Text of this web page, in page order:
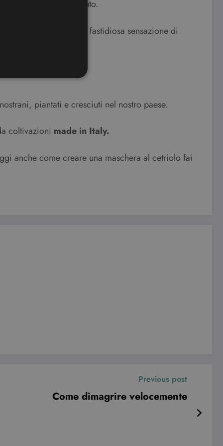
per il cuoio capelluto.
di percepire la fastidiosa sensazione di
piantati e cresciuti nel nostro paese.
coltivazioni made in Italy.
anche come creare una maschera al cetriolo fai
Previous post
Come dimagrire velocemente
Script.com per
visitatori. È necessario